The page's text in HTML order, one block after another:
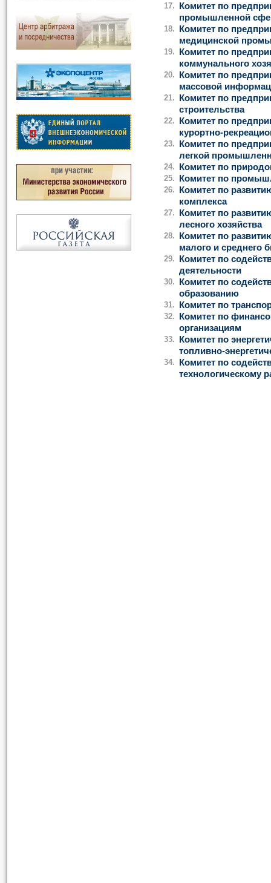
17.
Комитет по
промышленной
18.
Комитет по
медицинской
19.
Комитет по
коммунального
20.
Комитет по
массовой
21.
Комитет по
строительства
22.
Комитет по
курортно-
23.
Комитет по
легкой
24. Комитет по
25. Комитет по
26.
Комитет по
комплекса
27.
Комитет по
лесного хозяйства
28.
Комитет по
малого и среднего
29.
Комитет по
деятельности
30.
Комитет по
образованию
31. Комитет по
32.
Комитет по
организациям
33.
Комитет по
топливно-
34.
Комитет по
технологическому